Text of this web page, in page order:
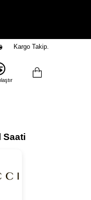
Kargo Takip.
Saati